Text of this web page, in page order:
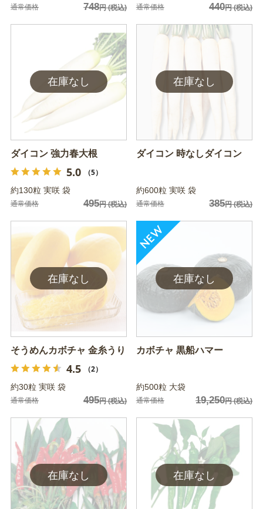
通常価格 748円(税込) 通常価格 440円(税込)
ダイコン 強力春大根
5.0 （5）
約130粒 実咲 袋
通常価格 495円(税込)
ダイコン 時なしダイコン
約600粒 実咲 袋
通常価格 385円(税込)
そうめんカボチャ 金糸うり
4.5 （2）
約30粒 実咲 袋
通常価格 495円(税込)
カボチャ 黒船ハマー
約500粒 大袋
通常価格 19,250円(税込)